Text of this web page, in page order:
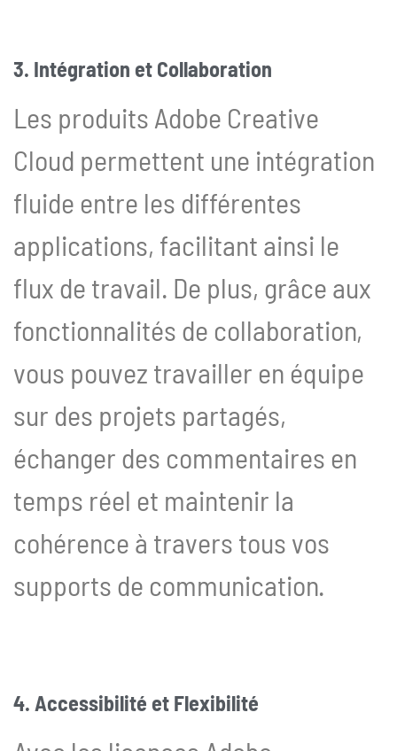
3. Intégration et Collaboration
Les produits Adobe Creative
Cloud permettent une intégration
fluide entre les différentes
applications, facilitant ainsi le
flux de travail. De plus, grâce aux
fonctionnalités de collaboration,
vous pouvez travailler en équipe
sur des projets partagés,
échanger des commentaires en
temps réel et maintenir la
cohérence à travers tous vos
supports de communication.
4. Accessibilité et Flexibilité